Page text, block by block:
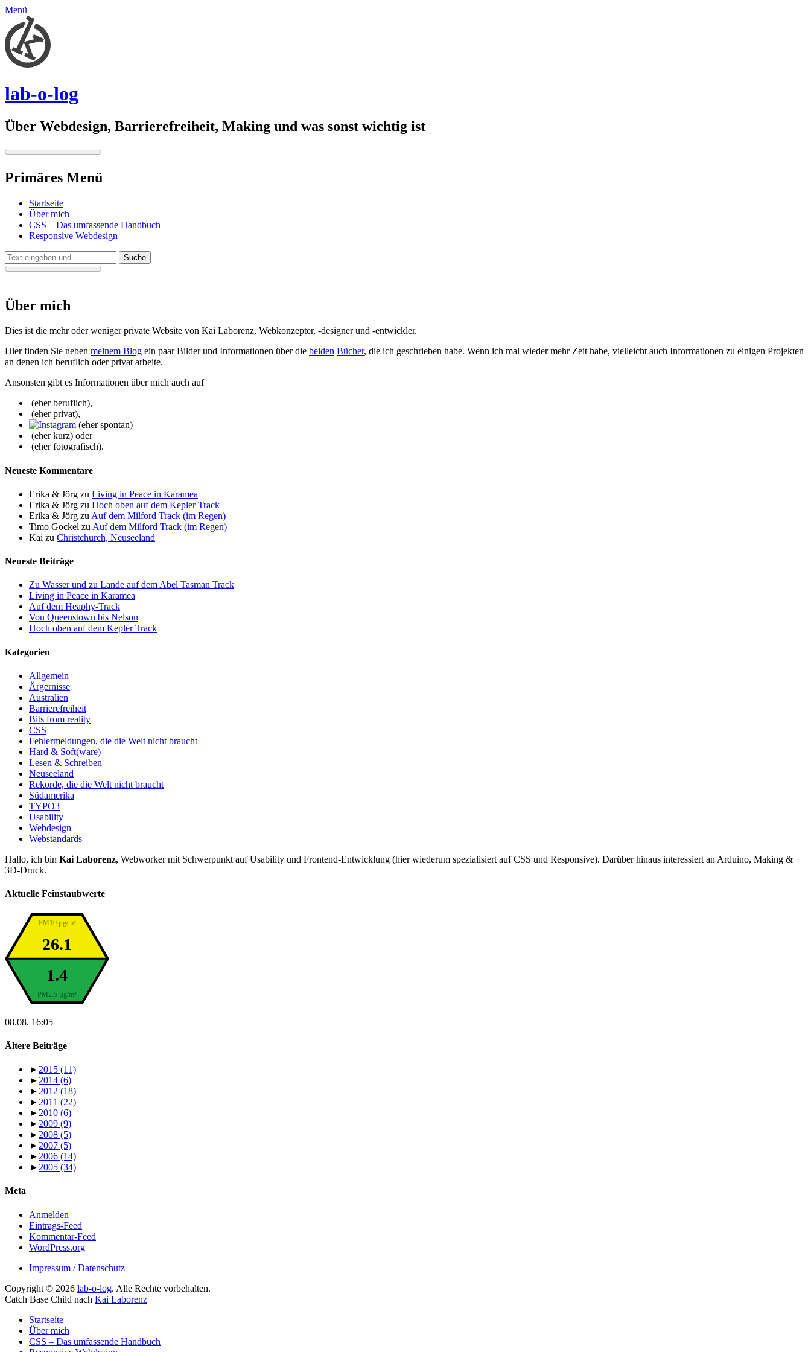
Menü
lab-o-log
Über Webdesign, Barrierefreiheit, Making und was sonst wichtig ist
Primäres Menü
Springe
zum
Inhalt
Startseite
Über mich
CSS – Das umfassende Handbuch
Responsive Webdesign
Suchen
Suche
nach:
Über mich
Dies ist die mehr oder weniger private Website von Kai Laborenz, Webkonzepter, -designer und -entwickler.
Hier finden Sie neben meinem Blog ein paar Bilder und Informationen über die beiden Bücher, die ich geschrieben habe. Wenn ich mal wieder mehr Zeit habe, vielleicht auch Informationen zu einigen Projekten
an denen ich beruflich oder privat arbeite.
Ansonsten gibt es Informationen über mich auch auf
(eher beruflich),
(eher privat),
(eher spontan)
(eher kurz) oder
(eher fotografisch).
Neueste Kommentare
Erika & Jörg zu Living in Peace in Karamea
Erika & Jörg zu Hoch oben auf dem Kepler Track
Erika & Jörg zu Auf dem Milford Track (im Regen)
Timo Gockel zu Auf dem Milford Track (im Regen)
Kai zu Christchurch, Neuseeland
Neueste Beiträge
Zu Wasser und zu Lande auf dem Abel Tasman Track
Living in Peace in Karamea
Auf dem Heaphy-Track
Von Queenstown bis Nelson
Hoch oben auf dem Kepler Track
Kategorien
Allgemein
Ärgernisse
Australien
Barrierefreiheit
Bits from reality
CSS
Fehlermeldungen, die die Welt nicht braucht
Hard & Soft(ware)
Lesen & Schreiben
Neuseeland
Rekorde, die die Welt nicht braucht
Südamerika
TYPO3
Usability
Webdesign
Webstandards
Hallo, ich bin Kai Laborenz, Webworker mit Schwerpunkt auf Usability und Frontend-Entwicklung (hier wiederum spezialisiert auf CSS und Responsive). Darüber hinaus interessiert an Arduino, Making &
3D-Druck.
Aktuelle Feinstaubwerte
PM10 µg/m³
PM2.5 µg/m³
26.1
1.4
08.08. 16:05
Ältere Beiträge
► 2015 (11)
► 2014 (6)
► 2012 (18)
► 2011 (22)
► 2010 (6)
► 2009 (9)
► 2008 (5)
► 2007 (5)
► 2006 (14)
► 2005 (34)
Meta
Anmelden
Eintrags-Feed
Kommentar-Feed
WordPress.org
Impressum / Datenschutz
Copyright © 2026 lab-o-log. Alle Rechte vorbehalten.
Catch Base Child nach Kai Laborenz
oben
scrollen
Startseite
Über mich
CSS – Das umfassende Handbuch